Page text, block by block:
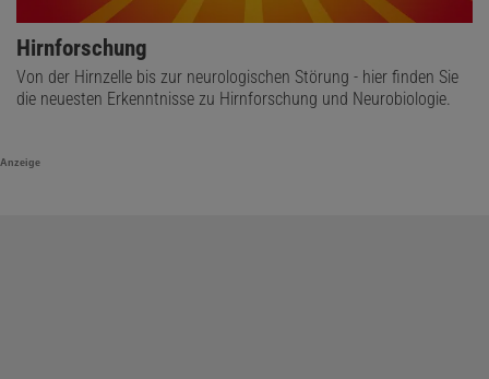
Hirnforschung
Von der Hirnzelle bis zur neurologischen Störung - hier finden Sie
die neuesten Erkenntnisse zu Hirnforschung und Neurobiologie.
Anzeige